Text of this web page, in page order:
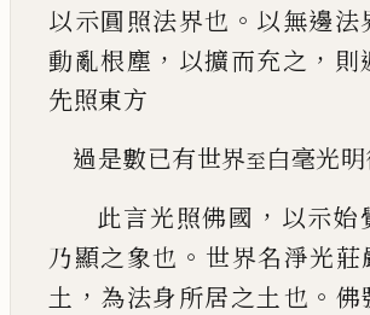
以示圓照法界也 。 以無邊法
動亂根塵 ， 以擴而充之 ， 則
先照東方
過是數已有世界至白毫光
此言光照佛國 ， 以示始
乃顯之象也 。 世界名淨光莊
土 ， 為法身所居之土也 。 佛